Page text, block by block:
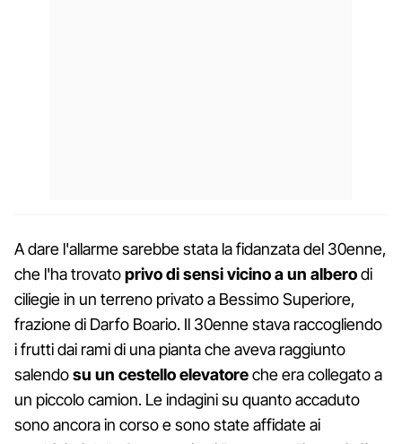
A dare l'allarme sarebbe stata la fidanzata del 30enne,
che l'ha trovatoprivo di sensi vicino a un alberodi
ciliegie in un terreno privato a Bessimo Superiore,
frazione di Darfo Boario. Il 30enne stava raccogliendo
i frutti dai rami di una pianta che aveva raggiunto
salendosu un cestello elevatoreche era collegato a
un piccolo camion. Le indagini su quanto accaduto
sono ancora in corso e sono state affidate ai